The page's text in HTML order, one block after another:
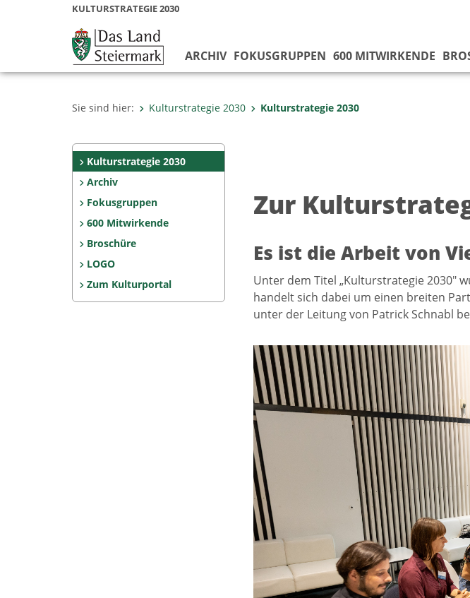
KULTURSTRATEGIE 2030
ARCHIV FOKUSGRUPPEN 600 MITWIRKENDE
Sie sind hier: Kulturstrategie 2030 Kulturstrategie 2030
Kulturstrategie 2030
Archiv
Fokusgruppen
600 Mitwirkende
Broschüre
LOGO
Zum Kulturportal
Zur
Es ist die Arbeit von
Unter dem Titel „Kulturstrategie 2030"
handelt sich dabei um einen breiten
unter der Leitung von Patrick Schnabl